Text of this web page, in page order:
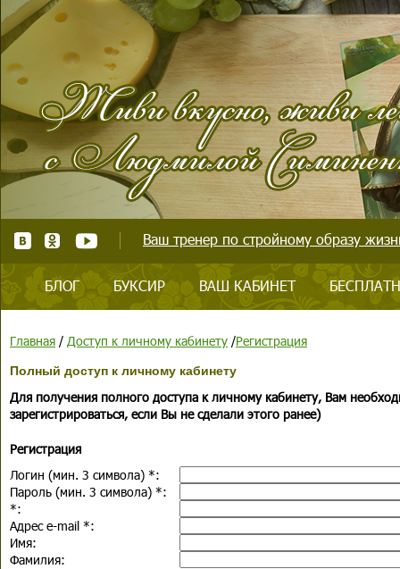
Ваш тренер по стройному образу
БЛОГ БУКСИР ВАШ КАБИНЕТ
Главная / Доступ к личному кабинету /Регистрация
Полный доступ к личному кабинету
Для получения полного доступа к личному кабинету, Вам
зарегистрироваться, если Вы не сделали этого ранее)
Регистрация
Логин (мин. 3 символа) *:
Пароль (мин. 3 символа) *:
*:
Адрес e-mail *:
Имя:
Фамилия: